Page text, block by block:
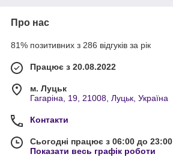
Про нас
81% позитивних з 286 відгуків за рік
Працює з 20.08.2022
м. Луцьк
Гагаріна, 19, 21008, Луцьк, Україна
Контакти
Сьогодні працює з 06:00 до 23:00
Показати весь графік роботи